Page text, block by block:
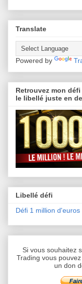
Translate
Powered by
Retrouvez mon
le libellé juste en
Libellé défi
Défi 1 million d'euros
Si vous souhaitez
Trading vous
un don